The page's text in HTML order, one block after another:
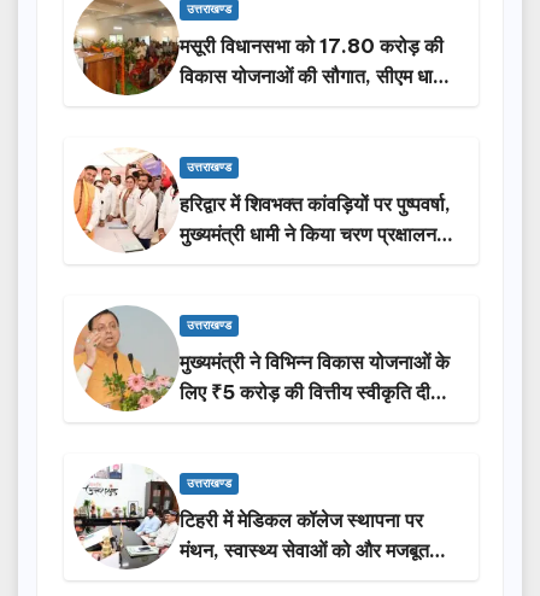
उत्तराखण्ड
मसूरी विधानसभा को 17.80 करोड़ की
विकास योजनाओं की सौगात, सीएम धामी
ने किया लोकार्पण-शिलान्यास.
उत्तराखण्ड
हरिद्वार में शिवभक्त कांवड़ियों पर पुष्पवर्षा,
मुख्यमंत्री धामी ने किया चरण प्रक्षालन…
उत्तराखण्ड
मुख्यमंत्री ने विभिन्न विकास योजनाओं के
लिए ₹5 करोड़ की वित्तीय स्वीकृति दी…
उत्तराखण्ड
टिहरी में मेडिकल कॉलेज स्थापना पर
मंथन, स्वास्थ्य सेवाओं को और मजबूत
करेगी सरकार: मुख्यमंत्री धामी…